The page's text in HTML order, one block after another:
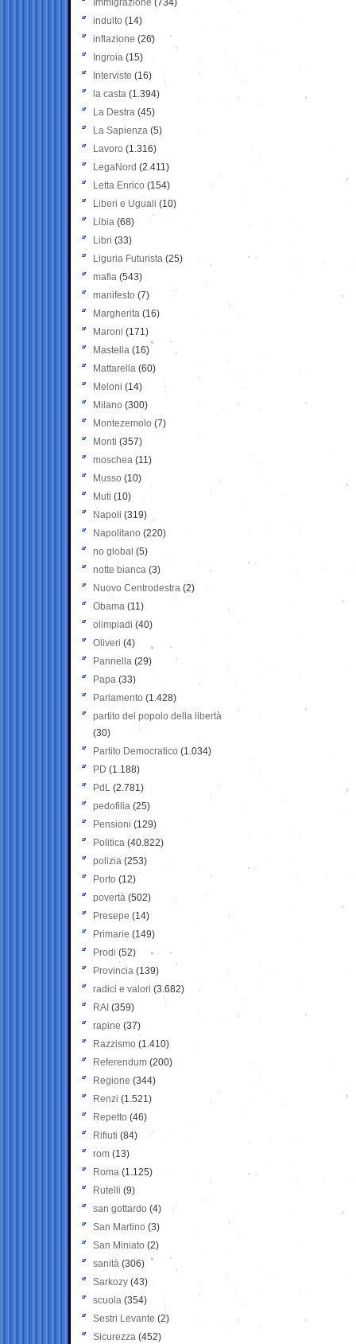
Immigrazione (734)
indulto (14)
inflazione (26)
Ingroia (15)
Interviste (16)
la casta (1.394)
La Destra (45)
La Sapienza (5)
Lavoro (1.316)
LegaNord (2.411)
Letta Enrico (154)
Liberi e Uguali (10)
Libia (68)
Libri (33)
Liguria Futurista (25)
mafia (543)
manifesto (7)
Margherita (16)
Maroni (171)
Mastella (16)
Mattarella (60)
Meloni (14)
Milano (300)
Montezemolo (7)
Monti (357)
moschea (11)
Musso (10)
Muti (10)
Napoli (319)
Napolitano (220)
no global (5)
notte bianca (3)
Nuovo Centrodestra (2)
Obama (11)
olimpiadi (40)
Oliveri (4)
Pannella (29)
Papa (33)
Parlamento (1.428)
partito del popolo della libertà
(30)
Partito Democratico (1.034)
PD (1.188)
PdL (2.781)
pedofilia (25)
Pensioni (129)
Politica (40.822)
polizia (253)
Porto (12)
povertà (502)
Presepe (14)
Primarie (149)
Prodi (52)
Provincia (139)
radici e valori (3.682)
RAI (359)
rapine (37)
Razzismo (1.410)
Referendum (200)
Regione (344)
Renzi (1.521)
Repetto (46)
Rifiuti (84)
rom (13)
Roma (1.125)
Rutelli (9)
san gottardo (4)
San Martino (3)
San Miniato (2)
sanità (306)
Sarkozy (43)
scuola (354)
Sestri Levante (2)
Sicurezza (452)